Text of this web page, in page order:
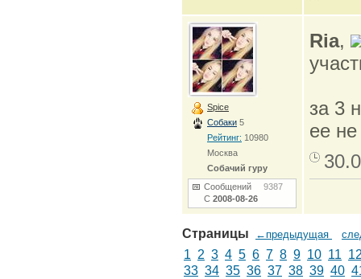
Spice
Собаки 5
Рейтинг: 10980
Москва
Собачий гуру
Сообщений 9387
С 2008-08-26
Ria,
за 3
ее
Страницы ←предыдущая
1 2 3 4 5 6 7 8 9 10 11
33 34 35 36 37 38 39 40